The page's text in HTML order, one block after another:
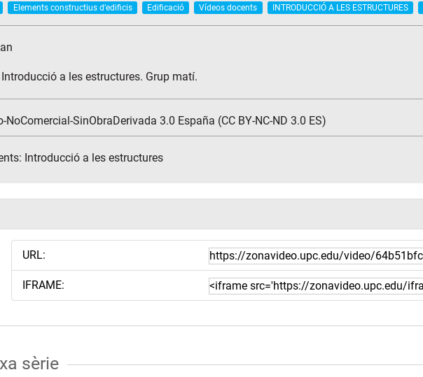
Elements constructius d’edificis Edificació Vídeos docents INTRODUCCIÓ A LES ESTRUCTURES
a les estructures. Grup matí.
SinObraDerivada 3.0 España (CC BY-NC-ND 3.0 ES)
Introducció a les estructures
URL:
IFRAME:
sèrie